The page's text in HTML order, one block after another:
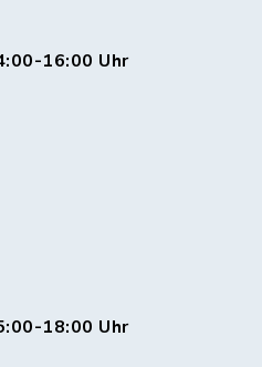
16:00 Uhr
18:00 Uhr